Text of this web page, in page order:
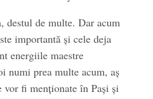
destul de multe. Dar acum
importantă și cele deja
energiile maestre
numi prea multe acum, aș
vor fi menționate în Pași și